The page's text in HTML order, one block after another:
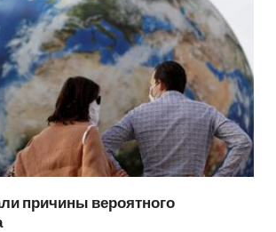
причины вероятного